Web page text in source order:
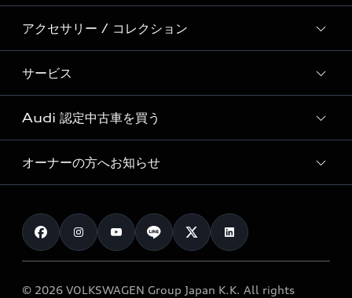
Audi Sport
Formula 1®
デジタルサービス
新車在庫検索
試乗車・展示車検索
見積り依頼
試乗予約
モデル一覧
特別仕様モデル / 限定モデル
e-tronラインアップ
価格シミュレーション
車両比較
カタログ一覧
アクセサリー / コレクション
純正アクセサリー
オンラインショップ
Audi collection
アウディナビアプリ
サービス
サービス入庫予約
サービスプログラム
メンテナンス
車検 / 定期点検
e-tronアフターサポート
Audi 認定中古車を買う
Audi認定中古車
クオリティ
保証
メンテナンス
オーナーの方へお知らせ
お知らせ
オーナー様向けキャンペーン
© 2026 VOLKSWAGEN Group Japan K.K. All rights